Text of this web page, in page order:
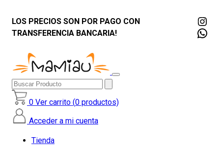
LOS PRECIOS SON POR PAGO CON
TRANSFERENCIA BANCARIA!
Buscar
Producto
0 Ver carrito (0 productos)
Acceder a mi cuenta
Tienda